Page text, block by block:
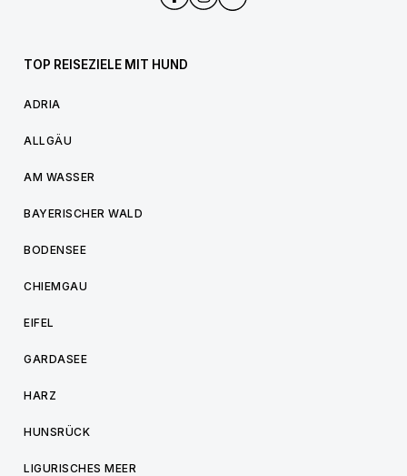
TOP REISEZIELE MIT HUND
ADRIA
ALLGÄU
AM WASSER
BAYERISCHER WALD
BODENSEE
CHIEMGAU
EIFEL
GARDASEE
HARZ
HUNSRÜCK
LIGURISCHES MEER